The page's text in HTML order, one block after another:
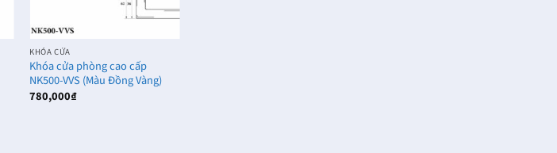
KHÓA CỬA
Khóa cửa phòng cao cấp
NK500-VVS (Màu Đồng Vàng)
780,000₫